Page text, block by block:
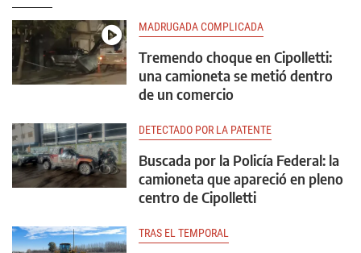
MADRUGADA COMPLICADA
Tremendo choque en Cipolletti:
una camioneta se metió dentro
de un comercio
DETECTADO POR LA PATENTE
Buscada por la Policía Federal: la
camioneta que apareció en pleno
centro de Cipolletti
TRAS EL TEMPORAL